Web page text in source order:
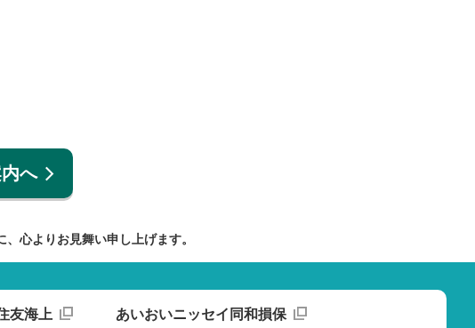
へ
心よりお見舞い申し上げます。
友海上 あいおいニッセイ同和損保